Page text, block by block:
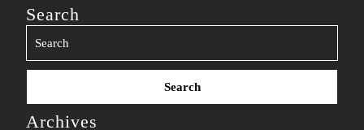
Search
Search
Archives